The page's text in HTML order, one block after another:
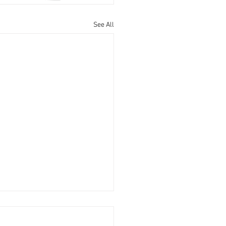
See All